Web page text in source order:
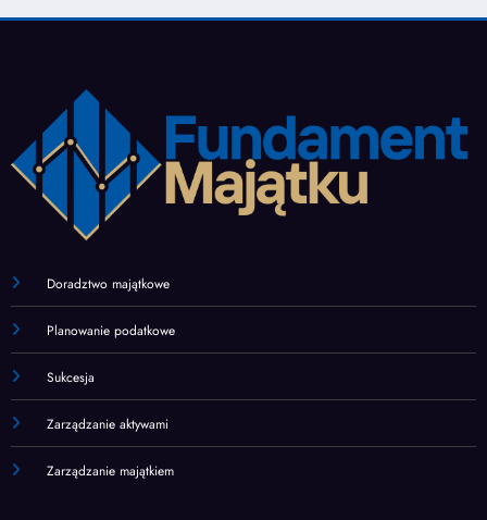
Doradztwo majątkowe
Planowanie podatkowe
Sukcesja
Zarządzanie aktywami
Zarządzanie majątkiem